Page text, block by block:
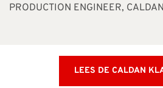
PRODUCTION ENGINEER,
LEES DE CALDAN